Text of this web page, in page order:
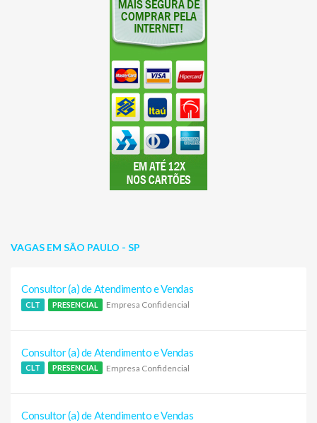
VAGAS EM SÃO PAULO - SP
Consultor (a) de Atendimento e Vendas
CLT PRESENCIAL Empresa Confidencial
Consultor (a) de Atendimento e Vendas
CLT PRESENCIAL Empresa Confidencial
Consultor (a) de Atendimento e Vendas